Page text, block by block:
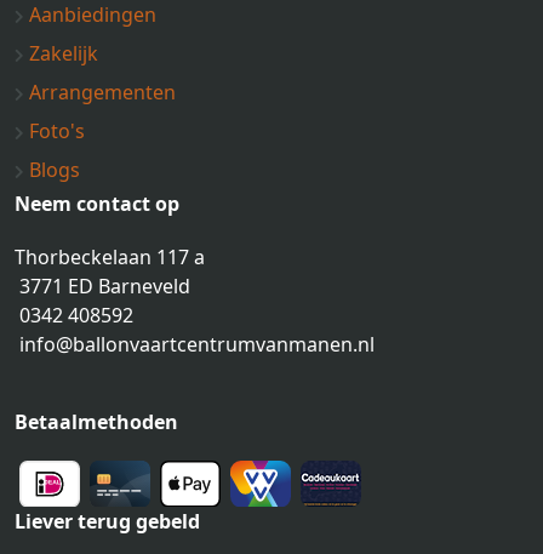
Aanbiedingen
Zakelijk
Arrangementen
Foto's
Blogs
Neem contact op
Thorbeckelaan 117 a
3771 ED Barneveld
0342 408592
info@ballonvaartcentrumvanmanen.nl
Betaalmethoden
Liever terug gebeld